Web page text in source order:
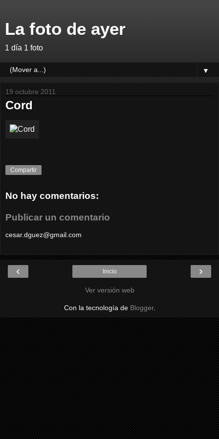
La foto de ayer
1 día 1 foto
▼
19 octubre 2011
Cord
Compartir
No hay comentarios:
Publicar un comentario
cesar.dguez@gmail.com
‹ ›
Inicio
Ver versión web
Con la tecnología de Blogger.